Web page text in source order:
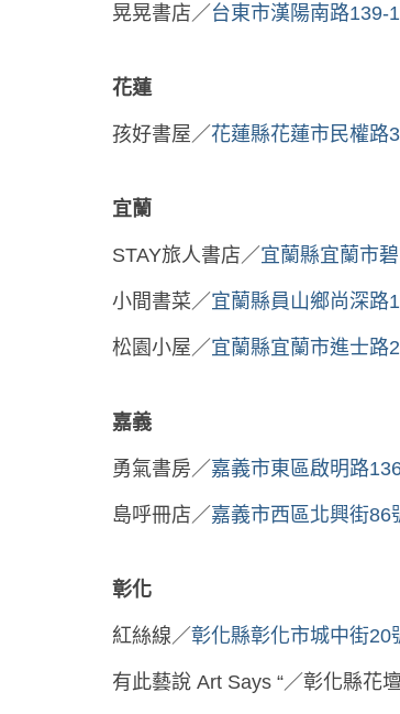
晃晃書店／ 台東市漢陽南路139-
花蓮
孩好書屋／花蓮縣花蓮市民權路
宜蘭
STAY旅人書店／宜蘭縣宜蘭市
小間書菜／宜蘭縣員山鄉尚深路
松園小屋／宜蘭縣宜蘭市進士路
嘉義
勇氣書房／嘉義市東區啟明路
島呼冊店／嘉義市西區北興街86
彰化
紅絲線／彰化縣彰化市城中街20
有此藝說 Art Says “／彰化縣花